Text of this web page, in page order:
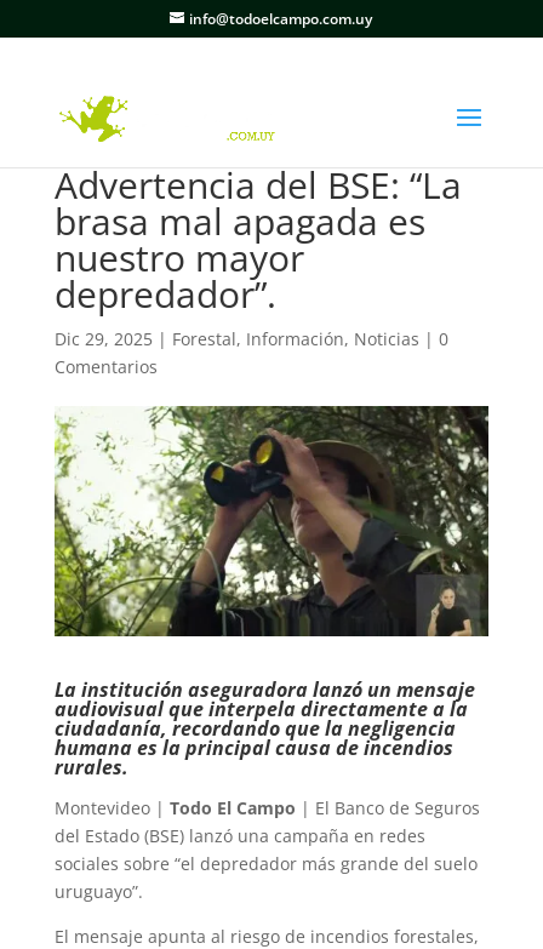
info@todoelcampo.com.uy
Advertencia del BSE: “La
brasa mal apagada es
nuestro mayor
depredador”.
Dic 29, 2025| Forestal, Información, Noticias | 0
Comentarios
La institución aseguradora lanzó un mensaje
audiovisual que interpela directamente a la
ciudadanía, recordando que la negligencia
humana es la principal causa de incendios
rurales.
Montevideo | Todo El Campo | El Banco de Seguros
del Estado (BSE) lanzó una campaña en redes
sociales sobre “el depredador más grande del suelo
uruguayo”.
El mensaje apunta al riesgo de incendios forestales,